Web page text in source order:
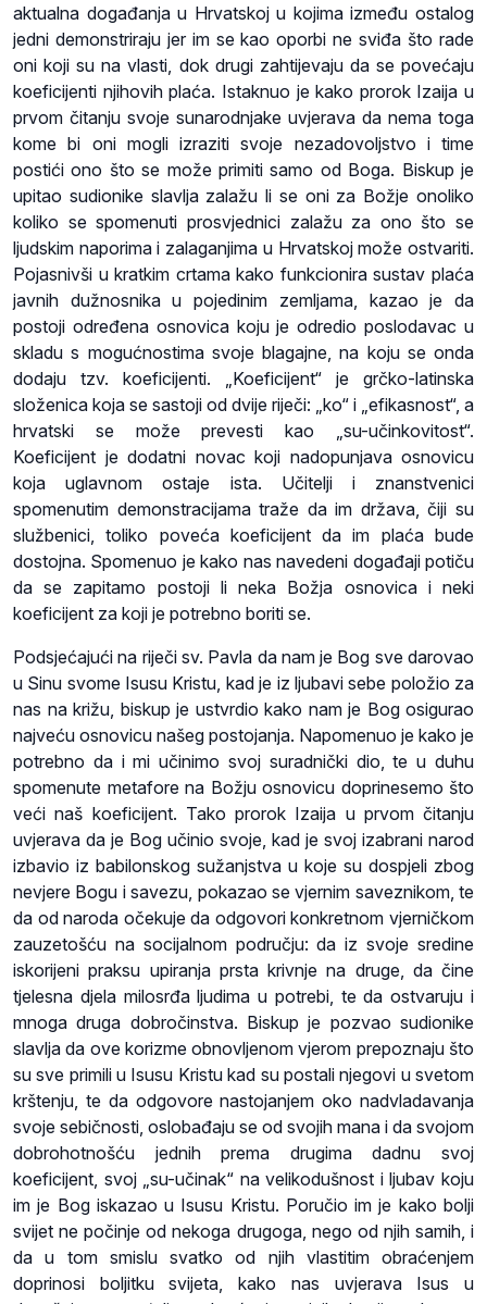
aktualna događanja u Hrvatskoj u kojima između ostalog
jedni demonstriraju jer im se kao oporbi ne sviđa što rade
oni koji su na vlasti, dok drugi zahtijevaju da se povećaju
koeficijenti njihovih plaća. Istaknuo je kako prorok Izaija u
prvom čitanju svoje sunarodnjake uvjerava da nema toga
kome bi oni mogli izraziti svoje nezadovoljstvo i time
postići ono što se može primiti samo od Boga. Biskup je
upitao sudionike slavlja zalažu li se oni za Božje onoliko
koliko se spomenuti prosvjednici zalažu za ono što se
ljudskim naporima i zalaganjima u Hrvatskoj može ostvariti.
Pojasnivši u kratkim crtama kako funkcionira sustav plaća
javnih dužnosnika u pojedinim zemljama, kazao je da
postoji određena osnovica koju je odredio poslodavac u
skladu s mogućnostima svoje blagajne, na koju se onda
dodaju tzv. koeficijenti. „Koeficijent“ je grčko-latinska
složenica koja se sastoji od dvije riječi: „ko“ i „efikasnost“, a
hrvatski se može prevesti kao „su-učinkovitost“.
Koeficijent je dodatni novac koji nadopunjava osnovicu
koja uglavnom ostaje ista. Učitelji i znanstvenici
spomenutim demonstracijama traže da im država, čiji su
službenici, toliko poveća koeficijent da im plaća bude
dostojna. Spomenuo je kako nas navedeni događaji potiču
da se zapitamo postoji li neka Božja osnovica i neki
koeficijent za koji je potrebno boriti se.
Podsjećajući na riječi sv. Pavla da nam je Bog sve darovao
u Sinu svome Isusu Kristu, kad je iz ljubavi sebe položio za
nas na križu, biskup je ustvrdio kako nam je Bog osigurao
najveću osnovicu našeg postojanja. Napomenuo je kako je
potrebno da i mi učinimo svoj suradnički dio, te u duhu
spomenute metafore na Božju osnovicu doprinesemo što
veći naš koeficijent. Tako prorok Izaija u prvom čitanju
uvjerava da je Bog učinio svoje, kad je svoj izabrani narod
izbavio iz babilonskog sužanjstva u koje su dospjeli zbog
nevjere Bogu i savezu, pokazao se vjernim saveznikom, te
da od naroda očekuje da odgovori konkretnom vjerničkom
zauzetošću na socijalnom području: da iz svoje sredine
iskorijeni praksu upiranja prsta krivnje na druge, da čine
tjelesna djela milosrđa ljudima u potrebi, te da ostvaruju i
mnoga druga dobročinstva. Biskup je pozvao sudionike
slavlja da ove korizme obnovljenom vjerom prepoznaju što
su sve primili u Isusu Kristu kad su postali njegovi u svetom
krštenju, te da odgovore nastojanjem oko nadvladavanja
svoje sebičnosti, oslobađaju se od svojih mana i da svojom
dobrohotnošću jednih prema drugima dadnu svoj
koeficijent, svoj „su-učinak“ na velikodušnost i ljubav koju
im je Bog iskazao u Isusu Kristu. Poručio im je kako bolji
svijet ne počinje od nekoga drugoga, nego od njih samih, i
da u tom smislu svatko od njih vlastitim obraćenjem
doprinosi boljitku svijeta, kako nas uvjerava Isus u